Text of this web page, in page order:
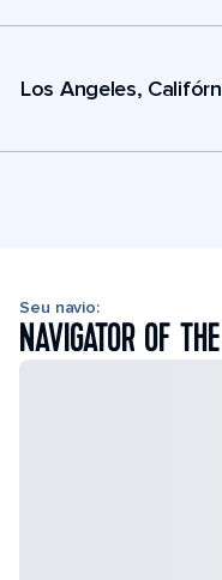
Los Angeles,
Seu navio:
NAVIGATOR OF